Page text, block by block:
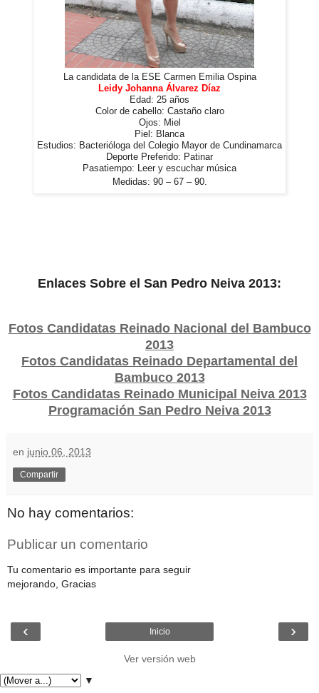
La candidata de la ESE Carmen Emilia Ospina
Leidy Johanna Álvarez Díaz
Edad: 25 años
Color de cabello: Castaño claro
Ojos: Miel
Piel: Blanca
Estudios: Bacterióloga del Colegio Mayor de Cundinamarca
Deporte Preferido: Patinar
Pasatiempo: Leer y escuchar música
Medidas: 90 – 67 – 90.
Enlaces Sobre el San Pedro Neiva 2013:
Fotos Candidatas Reinado Nacional del Bambuco
2013
Fotos Candidatas Reinado Departamental del
Bambuco 2013
Fotos Candidatas Reinado Municipal Neiva 2013
Programación San Pedro Neiva 2013
en junio 06, 2013
Compartir
No hay comentarios:
Publicar un comentario
Tu comentario es importante para seguir
mejorando, Gracias
‹ ›
Inicio
Ver versión web
▼